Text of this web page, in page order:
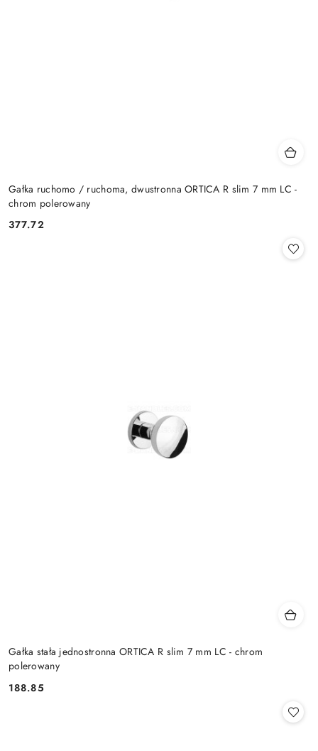
Gałka ruchomo / ruchoma, dwustronna ORTICA R slim 7 mm LC -
chrom polerowany
Cena:
377.72
Gałka stała jednostronna ORTICA R slim 7 mm LC - chrom
polerowany
Cena:
188.85